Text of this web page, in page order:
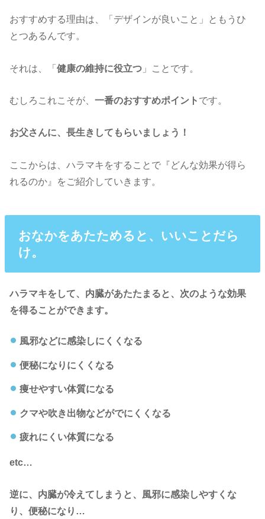
おすすめする理由は、「デザインが良いこと」ともうひ
とつあるんです。
それは、「健康の維持に役立つ 」ことです。
むしろこれこそが、一番のおすすめポイント です。
お父さんに、長生きしてもらいましょう！
ここからは、ハラマキをすることで『どんな効果が得ら
れるのか』をご紹介していきます。
おなかをあたためると、いいことだら
け。
ハラマキをして、内臓があたたまると、次のような効果
を得ることができます。
風邪などに感染しにくくなる
便秘になりにくくなる
痩せやすい体質になる
クマや吹き出物などがでにくくなる
疲れにくい体質になる
etc…
逆に、内臓が冷えてしまうと、風邪に感染しやすくな
り、便秘になり…